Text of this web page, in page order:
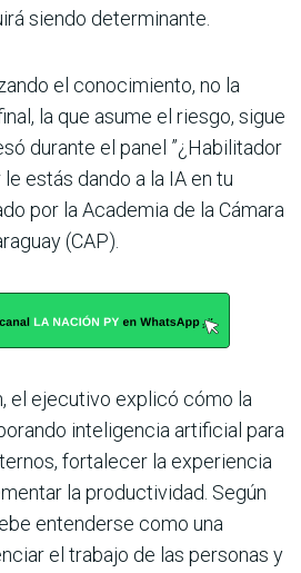
siendo determinante.
el conocimiento, no la
la que asume el riesgo, sigue
durante el panel ”¿Habilitador
estás dando a la IA en tu
por la Academia de la Cámara
(CAP).
el ejecutivo explicó cómo la
inteligencia artificial para
fortalecer la experiencia
la productividad. Según
entenderse como una
el trabajo de las personas y